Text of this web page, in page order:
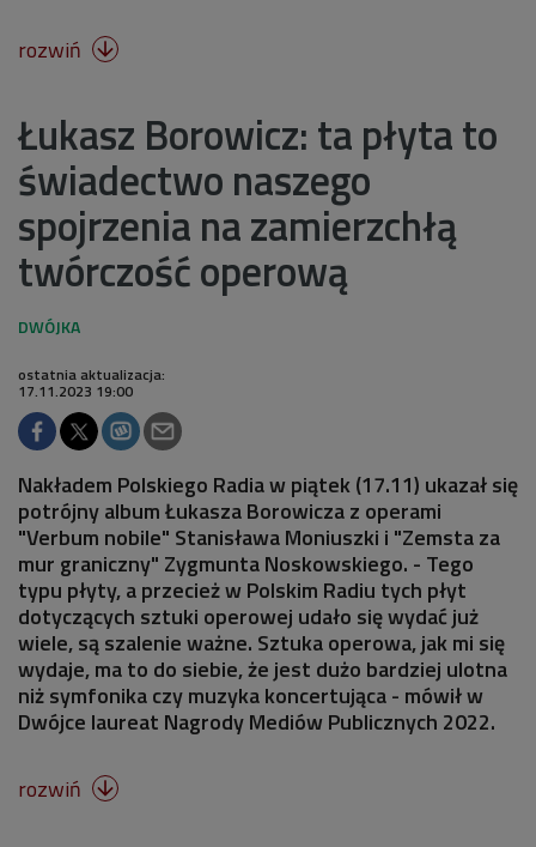
rozwiń 
Łukasz Borowicz: ta płyta to
świadectwo naszego
spojrzenia na zamierzchłą
twórczość operową
ostatnia aktualizacja:
17.11.2023 19:00
Nakładem Polskiego Radia w piątek (17.11) ukazał się
potrójny album Łukasza Borowicza z operami
"Verbum nobile" Stanisława Moniuszki i "Zemsta za
mur graniczny" Zygmunta Noskowskiego. - Tego
typu płyty, a przecież w Polskim Radiu tych płyt
dotyczących sztuki operowej udało się wydać już
wiele, są szalenie ważne. Sztuka operowa, jak mi się
wydaje, ma to do siebie, że jest dużo bardziej ulotna
niż symfonika czy muzyka koncertująca - mówił w
Dwójce laureat Nagrody Mediów Publicznych 2022.
rozwiń 